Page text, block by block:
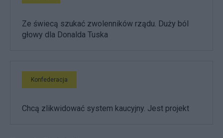
Ze świecą szukać zwolenników rządu. Duży ból
głowy dla Donalda Tuska
Konfederacja
Chcą zlikwidować system kaucyjny. Jest projekt